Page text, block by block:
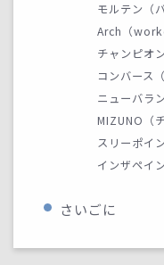
モルテン（
Arch（
チャンピオ
コンバース
ニューバラ
MIZUNO（
スリーポイ
インザペイ
さいごに